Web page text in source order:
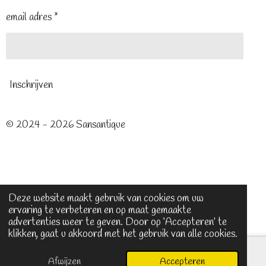
Deze website maakt gebruik van cookies om uw
ervaring te verbeteren en op maat gemaakte
advertenties weer te geven. Door op ‘Accepteren’ te
klikken, gaat u akkoord met het gebruik van alle cookies.
Afwijzen Accepteren
email adres *
Inschrijven
© 2024 - 2026 Sansantique